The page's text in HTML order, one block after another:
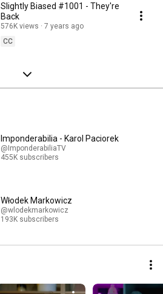
Slightly Biased #1001 - They're
Back
576K views
7 years ago
CC
Imponderabilia - Karol Paciorek
@ImponderabiliaTV
455K subscribers
Włodek Markowicz
@wlodekmarkowicz
193K subscribers